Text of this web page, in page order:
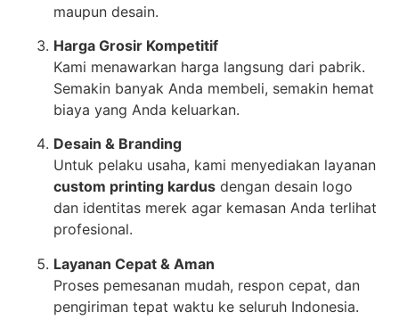
maupun desain.
Harga Grosir Kompetitif
Kami menawarkan harga langsung dari pabrik.
Semakin banyak Anda membeli, semakin hemat
biaya yang Anda keluarkan.
Desain & Branding
Untuk pelaku usaha, kami menyediakan layanan
custom printing kardus dengan desain logo
dan identitas merek agar kemasan Anda terlihat
profesional.
Layanan Cepat & Aman
Proses pemesanan mudah, respon cepat, dan
pengiriman tepat waktu ke seluruh Indonesia.